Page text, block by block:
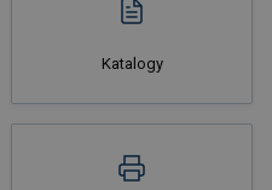
Katalogy